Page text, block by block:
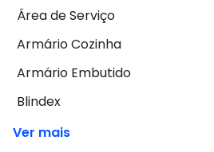
Área de Serviço
Armário Cozinha
Armário Embutido
Blindex
Ver mais